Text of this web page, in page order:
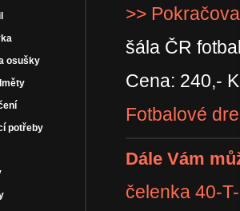
osušky
potřeby
>>
šála ČR
Cena: 240,-
Fotbalové
Dále Vám
čelenka 40-